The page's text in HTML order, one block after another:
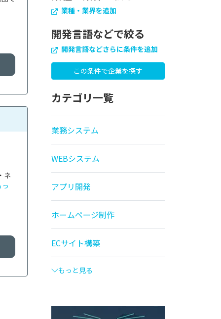
ネ
業種・業界を追加
開発言語などで絞る
開発言語などさらに条件を追加
カテゴリ一覧
業務システム
WEBシステム
アプリ開発
ホームページ制作
ECサイト構築
もっと見る